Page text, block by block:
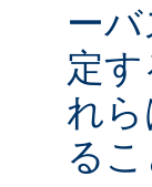
ー
定
れ
る